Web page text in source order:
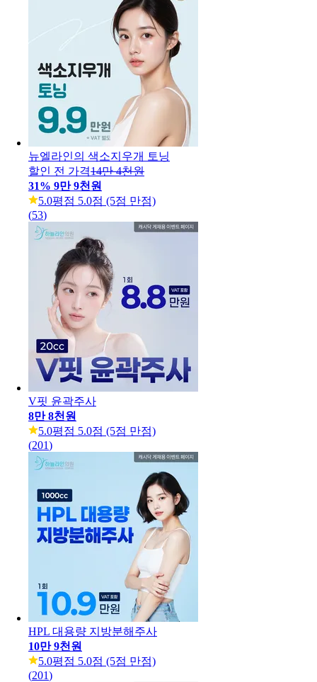
뉴엘라인의 색소지우개 토닝
할인 전 가격14만 4천원
31% 9만 9천원
5.0평점 5.0점 (5점 만점)
(53)
V핏 윤곽주사
8만 8천원
5.0평점 5.0점 (5점 만점)
(201)
HPL 대용량 지방분해주사
10만 9천원
5.0평점 5.0점 (5점 만점)
(201)